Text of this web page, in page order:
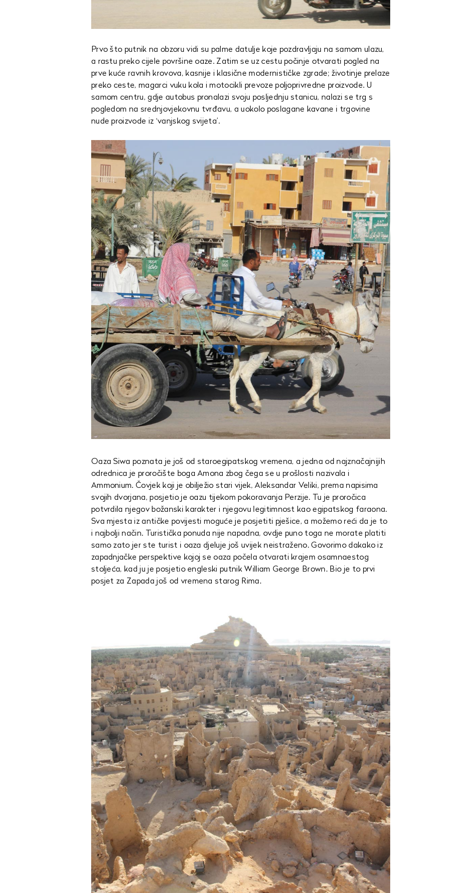
Prvo što putnik na obzoru vidi su palme datulje koje pozdravljaju na samom ulazu,
a rastu preko cijele površine oaze. Zatim se uz cestu počinje otvarati pogled na
prve kuće ravnih krovova, kasnije i klasične modernističke zgrade; životinje prelaze
preko ceste, magarci vuku kola i motocikli prevoze poljoprivredne proizvode. U
samom centru, gdje autobus pronalazi svoju posljednju stanicu, nalazi se trg s
pogledom na srednjovjekovnu tvrđavu, a uokolo poslagane kavane i trgovine
nude proizvode iz ‘vanjskog svijeta’.
Oaza Siwa poznata je još od staroegipatskog vremena, a jedna od najznačajnijih
odrednica je proročište boga Amona zbog čega se u prošlosti nazivala i
Ammonium. Čovjek koji je obilježio stari vijek, Aleksandar Veliki, prema napisima
svojih dvorjana, posjetio je oazu tijekom pokoravanja Perzije. Tu je proročica
potvrdila njegov božanski karakter i njegovu legitimnost kao egipatskog faraona.
Sva mjesta iz antičke povijesti moguće je posjetiti pješice, a možemo reći da je to
i najbolji način. Turistička ponuda nije napadna, ovdje puno toga ne morate platiti
samo zato jer ste turist i oaza djeluje još uvijek neistraženo. Govorimo dakako iz
zapadnjačke perspektive kojoj se oaza počela otvarati krajem osamnaestog
stoljeća, kad ju je posjetio engleski putnik William George Brown. Bio je to prvi
posjet za Zapada još od vremena starog Rima.